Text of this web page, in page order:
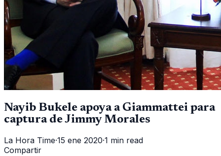
Nayib Bukele apoya a Giammattei para
captura de Jimmy Morales
La Hora Time·15 ene 2020·1 min read
Compartir